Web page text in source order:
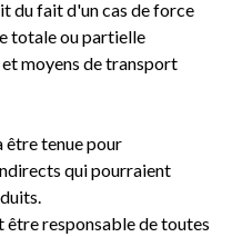
du fait d'un cas de force
totale ou partielle
moyens de transport
être tenue pour
qui pourraient
être responsable de toutes